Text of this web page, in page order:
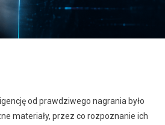
od prawdziwego nagrania było
materiały, przez co rozpoznanie ich